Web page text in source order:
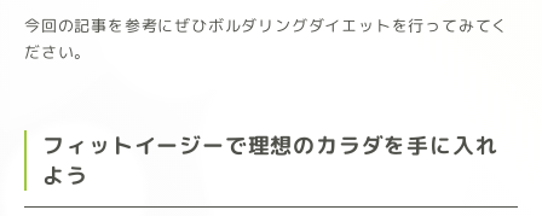
今回の記事を参考にぜひボルダリングダイエットを行ってみてく
ださい。
フィットイージーで理想のカラダを手に入れ
よう